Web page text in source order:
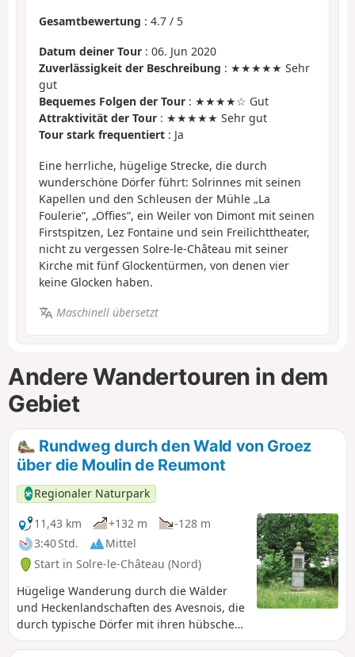
Gesamtbewertung : 4.7 / 5
Datum deiner Tour : 06. Jun 2020
Zuverlässigkeit der Beschreibung : ★★★★★ Sehr
gut
Bequemes Folgen der Tour : ★★★★☆ Gut
Attraktivität der Tour : ★★★★★ Sehr gut
Tour stark frequentiert : Ja
Eine herrliche, hügelige Strecke, die durch
wunderschöne Dörfer führt: Solrinnes mit seinen
Kapellen und den Schleusen der Mühle „La
Foulerie“, „Offies“, ein Weiler von Dimont mit seinen
Firstspitzen, Lez Fontaine und sein Freilichttheater,
nicht zu vergessen Solre-le-Château mit seiner
Kirche mit fünf Glockentürmen, von denen vier
keine Glocken haben.
Maschinell übersetzt
Andere Wandertouren in dem
Gebiet
Rundweg durch den Wald von Groez
über die Moulin de Reumont
Regionaler Naturpark
11,43 km
+132 m
-128 m
3:40 Std.
Mittel
Start in Solre-le-Château (Nord)
Hügelige Wanderung durch die Wälder
und Heckenlandschaften des Avesnois, die
durch typische Dörfer mit ihren hübschen
Häusern aus blauem Stein und Ziegeln,